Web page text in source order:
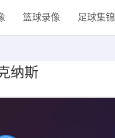
篮球录像 足球集锦
纳斯